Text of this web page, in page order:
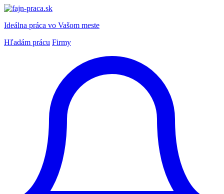
Ideálna práca vo Vašom meste
Hľadám prácu Firmy